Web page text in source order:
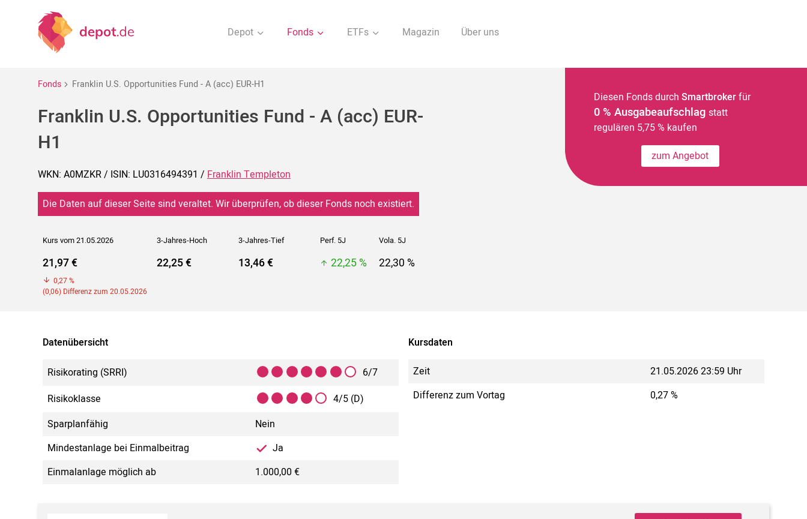
Depot Fonds ETFs Magazin Über uns
Fonds Franklin U.S. Opportunities Fund - A (acc) EUR-H1
Franklin U.S. Opportunities Fund - A (acc) EUR-
H1
WKN: A0MZKR / ISIN: LU0316494391 / Franklin Templeton
Die Daten auf dieser Seite sind veraltet. Wir überprüfen, ob dieser Fonds noch existiert.
Kurs vom 21.05.2026 3-Jahres-Hoch 3-Jahres-Tief Perf. 5J Vola. 5J
21,97 €
0,27 %
(0,06) Differenz zum 20.05.2026
22,25 € 13,46 € 22,25 % 22,30 %
Diesen Fonds durch Smartbrokerfür
0 % Ausgabeaufschlag statt
regulären 5,75 % kaufen
zum Angebot
Datenübersicht
Risikorating (SRRI)
6/7
Risikoklasse
4/5 (D)
Sparplanfähig
Nein
Mindestanlage bei Einmalbeitrag
Ja
Einmalanlage möglich ab
1.000,00 €
Kursdaten
Zeit
21.05.2026 23:59 Uhr
Differenz zum Vortag
0,27 %